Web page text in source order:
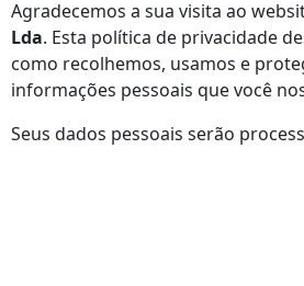
Agradecemos a sua visita ao
Lda. Esta política de privacidade
como recolhemos, usamos e
informações pessoais que você
Seus dados pessoais serão
TransporteGratuitona área
(Consulte Condições